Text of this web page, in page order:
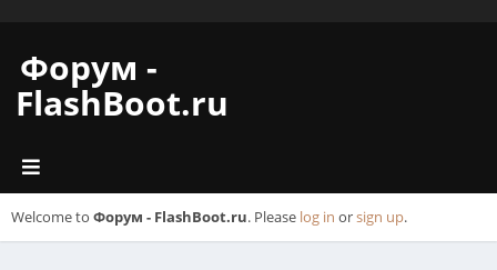
Форум -
FlashBoot.ru
Welcome to Форум - FlashBoot.ru. Please log in orsign up.